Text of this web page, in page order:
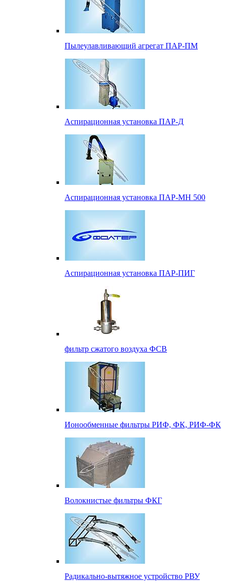
Пылеулавливающий агрегат ПАР-ПМ
Аспирационная установка ПАР-Д
Аспирационная установка ПАР-МН 500
Аспирационная установка ПАР-ПИГ
фильтр сжатого воздуха ФСВ
Ионообменные фильтры РИФ, ФК, РИФ-ФК
Волокнистые фильтры ФКГ
Радикально-вытяжное устройство РВУ